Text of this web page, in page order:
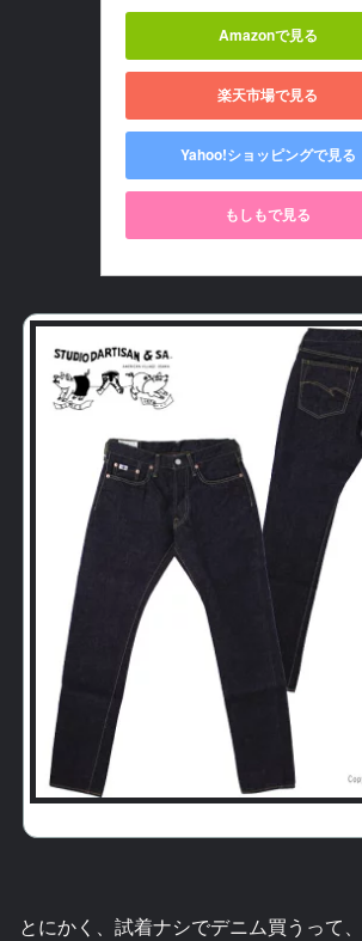
Amazonで見る
楽天市場で見る
Yahoo!ショッピングで見る
もしもで見る
とにかく、試着ナシでデニム買うっ